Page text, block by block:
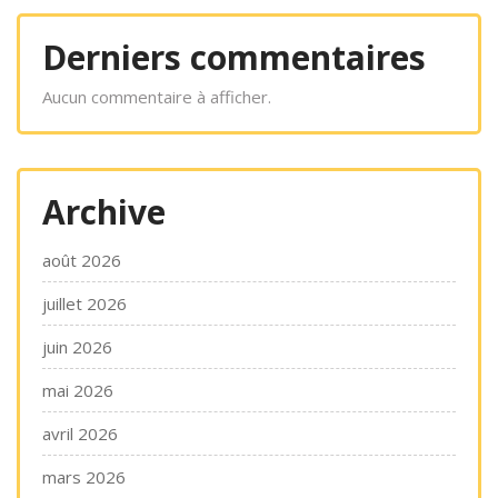
Derniers commentaires
Aucun commentaire à afficher.
Archive
août 2026
juillet 2026
juin 2026
mai 2026
avril 2026
mars 2026